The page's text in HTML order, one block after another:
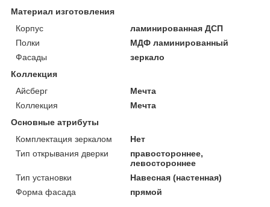
Материал изготовления
Корпус
ламинированная ДСП
Полки
МДФ ламинированный
Фасады
зеркало
Коллекция
Айсберг
Мечта
Коллекция
Мечта
Основные атрибуты
Комплектация зеркалом
Нет
Тип открывания дверки
правостороннее,
левостороннее
Тип установки
Навесная (настенная)
Форма фасада
прямой